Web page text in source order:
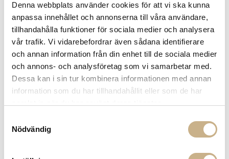
Denna webbplats använder cookies för att vi ska kunna
anpassa innehållet och annonserna till våra användare,
tillhandahålla funktioner för sociala medier och analysera
vår trafik. Vi vidarebefordrar även sådana identifierare
och annan information från din enhet till de sociala medier
och annons- och analysföretag som vi samarbetar med.
Dessa kan i sin tur kombinera informationen med annan
information som du har tillhandahållit eller som de har
Nödvändig
BESKRIVNING
SPECIFIKATIONER
MER FRÅN MOLTENI